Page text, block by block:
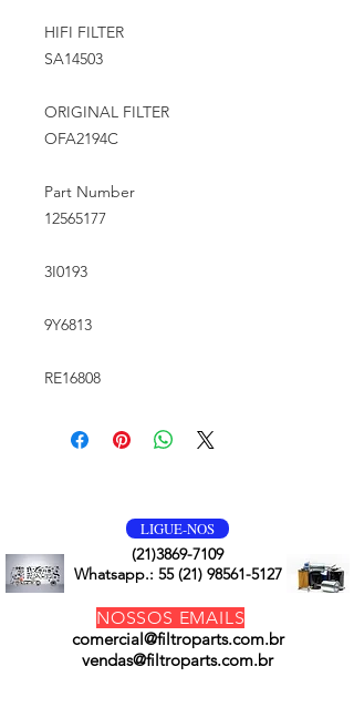
HIFI FILTER
SA14503
ORIGINAL FILTER
OFA2194C
Part Number
12565177
3I0193
9Y6813
RE16808
LIGUE-NOS
(21)3869-7109
Whatsapp.: 55 (21) 98561-5127
NOSSOS EMAILS
comercial@filtroparts.com.br
vendas@filtroparts.com.br